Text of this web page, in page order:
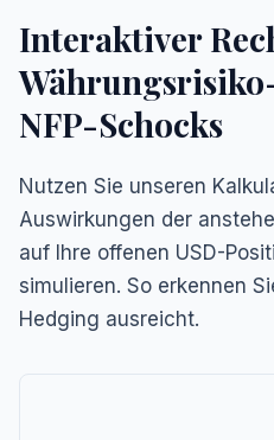
Interaktiver
NFP-Schocks
Nutzen Sie unseren
Auswirkungen der
auf Ihre offenen USD-
simulieren. So erkennen
Hedging ausreicht.